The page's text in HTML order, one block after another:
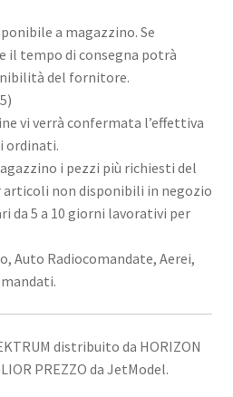
a magazzino. Se
il tempo di consegna potrà
del fornitore.
vi verrà confermata l’effettiva
ordinati.
i pezzi più richiesti del
articoli non disponibili in negozio
da 5 a 10 giorni lavorativi per
Auto Radiocomandate, Aerei,
distribuito da HORIZON
PREZZO da JetModel.